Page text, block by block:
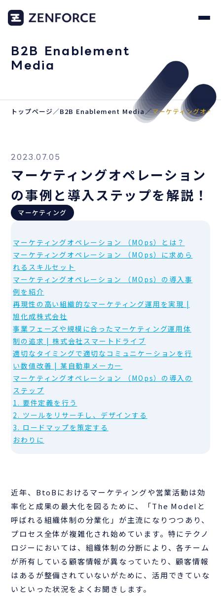
B2B Enablement
Media
トップページ／B2B Enablement Media／マーケティングオペ
2023.07.05
マーケティングオペレーション
の事例と導入ステップを解説！
マーケティング
マーケティングオペレーション （MOps）とは？
マーケティングオペレーション （MOps）に求めら
れるスキルセット
マーケティングオペレーション （MOps）の導入事
例を紹介
再現性の高い組織的なマーケティング運用を実現 |
旭化成株式会社
事業フェーズや規模に合ったマーケティング運用体
制の追求 | 株式会社スマートドライブ
適切なタイミングで適切なコミュニケーションを行
い数値改善 | 某自動車メーカー
マーケティングオペレーション （MOps）の導入の
ステップ
1. 要件定義を行う
2. ツールをリサーチし、デザインする
3. ロードマップを策定する
おわりに
近年、BtoBにおけるマーケティングや営業活動は効
率化と成果の最大化を図るために、「The Modelと
呼ばれる組織体制の分業化」が主流になりつつあり、
プロセス全体が複雑化され始めています。特にテクノ
ロジーにおいては、組織体制の分断により、各チーム
が所有している顧客情報が異なっていたり、顧客情報
はあるが整備されていないがために、活用できていな
いといった状況をよくお聞きします。